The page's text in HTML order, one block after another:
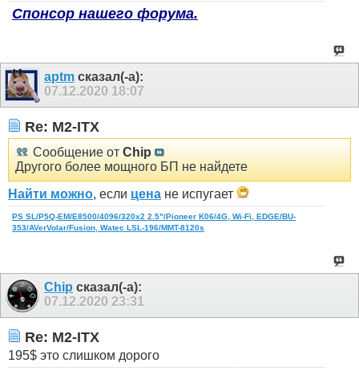
Спонсор нашего форума.
aptm сказал(-а):
07.12.2020 18:07
Re: M2-ITX
Сообщение от Chip
Другого более мощного БП не найдете
Найти можно, если цена не испугает
PS SL/P5Q-EM/E8500/4096/320x2 2.5"/Pioneer K06/4G, Wi-Fi, EDGE/BU-
353/AVerVolar/Fusion, Watec LSL-196/MMT-8120s
Chip сказал(-а):
07.12.2020 23:31
Re: M2-ITX
195$ это слишком дорого